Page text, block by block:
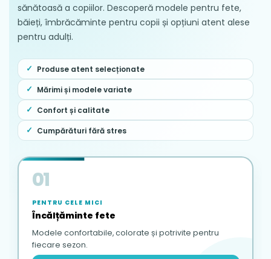
sănătoasă a copiilor. Descoperă modele pentru fete,
băieți, îmbrăcăminte pentru copii și opțiuni atent alese
pentru adulți.
Produse atent selecționate
Mărimi și modele variate
Confort și calitate
Cumpărături fără stres
01
PENTRU CELE MICI
Încălțăminte fete
Modele confortabile, colorate și potrivite pentru
fiecare sezon.